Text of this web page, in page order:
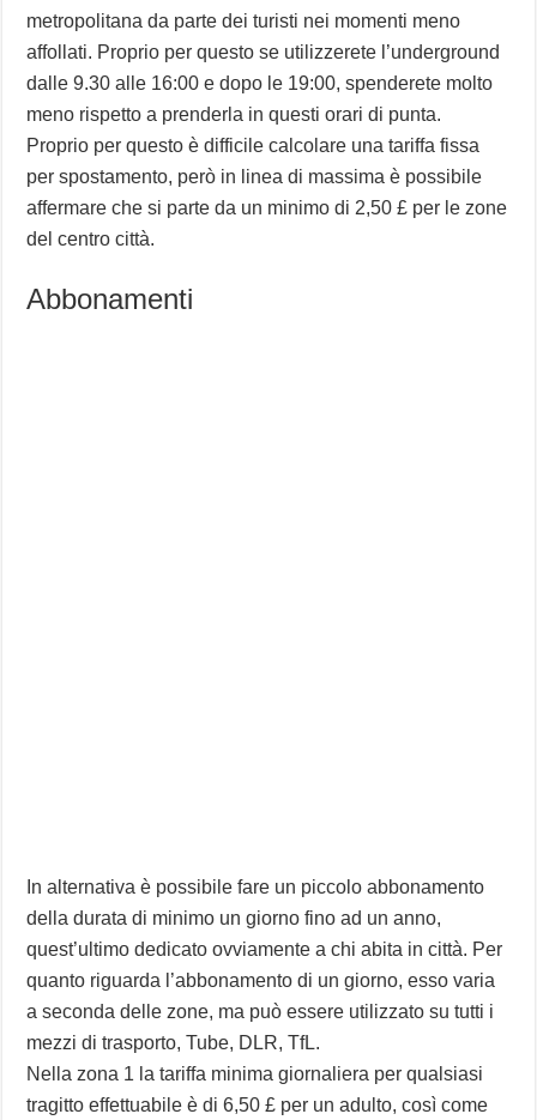
metropolitana da parte dei turisti nei momenti meno
affollati. Proprio per questo se utilizzerete l’underground
dalle 9.30 alle 16:00 e dopo le 19:00, spenderete molto
meno rispetto a prenderla in questi orari di punta.
Proprio per questo è difficile calcolare una tariffa fissa
per spostamento, però in linea di massima è possibile
affermare che si parte da un minimo di 2,50 £ per le zone
del centro città.
Abbonamenti
In alternativa è possibile fare un piccolo abbonamento
della durata di minimo un giorno fino ad un anno,
quest’ultimo dedicato ovviamente a chi abita in città. Per
quanto riguarda l’abbonamento di un giorno, esso varia
a seconda delle zone, ma può essere utilizzato su tutti i
mezzi di trasporto, Tube, DLR, TfL.
Nella zona 1 la tariffa minima giornaliera per qualsiasi
tragitto effettuabile è di 6,50 £ per un adulto, così come